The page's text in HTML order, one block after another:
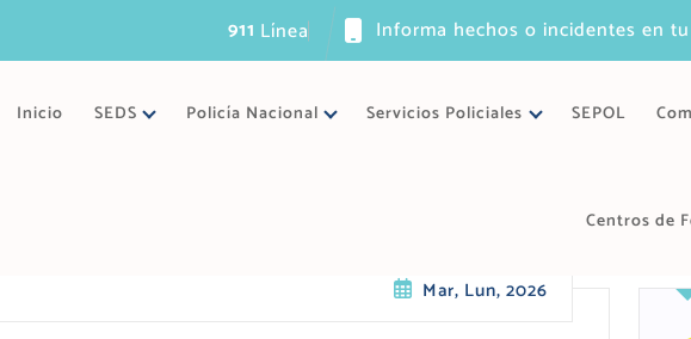
ún ca de Informa hechos o incidentes en
Inicio SEDS Policía Nacional Servicios Policiales SEPOL
Centros de
Mar, Lun, 2026